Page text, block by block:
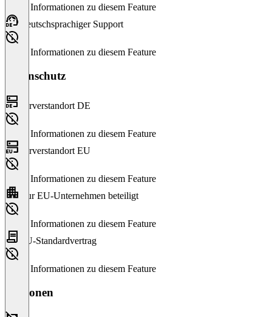
Keine Informationen zu diesem Feature
Deutschsprachiger Support
Keine Informationen zu diesem Feature
Datenschutz
Serverstandort DE
Keine Informationen zu diesem Feature
Serverstandort EU
Keine Informationen zu diesem Feature
Nur EU-Unternehmen beteiligt
Keine Informationen zu diesem Feature
EU-Standardvertrag
Keine Informationen zu diesem Feature
Versionen